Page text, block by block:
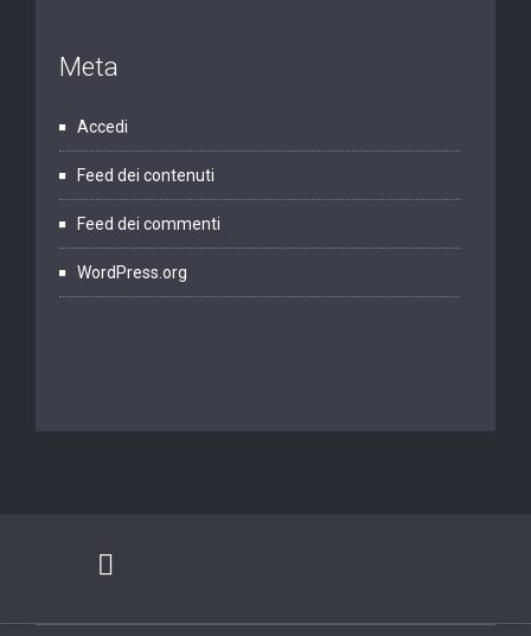
Meta
Accedi
Feed dei contenuti
Feed dei commenti
WordPress.org